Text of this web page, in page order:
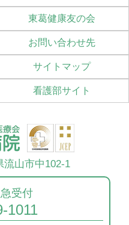
東葛健康友の会
お問い合わせ先
サイトマップ
看護部サイト
流山市中102-1
受付
1011